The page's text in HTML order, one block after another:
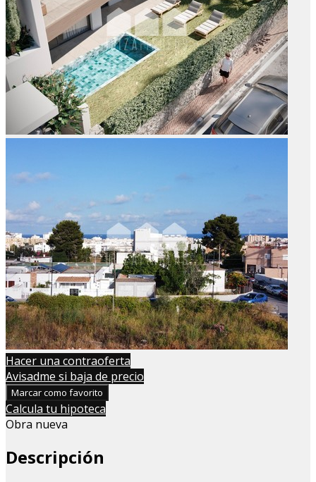
Hacer una contraoferta
Avisadme si baja de precio
Marcar como favorito
Calcula tu hipoteca
Obra nueva
Descripción